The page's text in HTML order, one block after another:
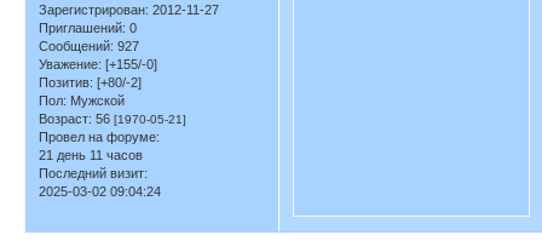
Зарегистрирован: 2012-11-27
Приглашений: 0
Сообщений: 927
Уважение: [+155/-0]
Позитив: [+80/-2]
Пол: Мужской
Возраст: 56 [1970-05-21]
Провел на форуме:
21 день 11 часов
Последний визит:
2025-03-02 09:04:24